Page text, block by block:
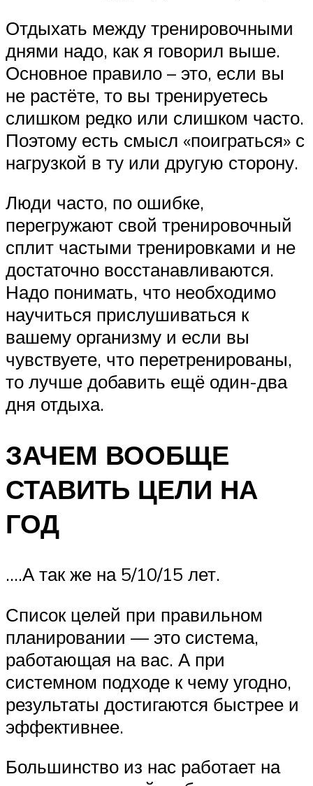
Отдыхать между тренировочными
днями надо, как я говорил выше.
Основное правило – это, если вы
не растёте, то вы тренируетесь
слишком редко или слишком часто.
Поэтому есть смысл «поиграться» с
нагрузкой в ту или другую сторону.
Люди часто, по ошибке,
перегружают свой тренировочный
сплит частыми тренировками и не
достаточно восстанавливаются.
Надо понимать, что необходимо
научиться прислушиваться к
вашему организму и если вы
чувствуете, что перетренированы,
то лучше добавить ещё один-два
дня отдыха.
ЗАЧЕМ ВООБЩЕ
СТАВИТЬ ЦЕЛИ НА
ГОД
….А так же на 5/10/15 лет.
Список целей при правильном
планировании — это система,
работающая на вас. А при
системном подходе к чему угодно,
результаты достигаются быстрее и
эффективнее.
Большинство из нас работает на